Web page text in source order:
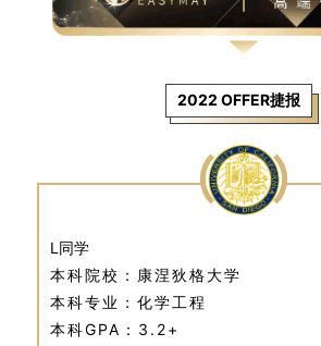
2022 OFFER捷报
L同学
本科院校：康涅狄格大学
本科专业：化学工程
本科GPA：3.2+